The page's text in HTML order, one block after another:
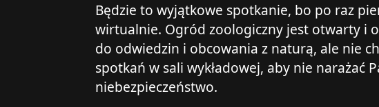
Będzie to wyjątkowe spotkanie, bo po raz
wirtualnie. Ogród zoologiczny jest otwarty i
do odwiedzin i obcowania z naturą, ale nie
spotkań w sali wykładowej, aby nie narażać
niebezpieczeństwo.